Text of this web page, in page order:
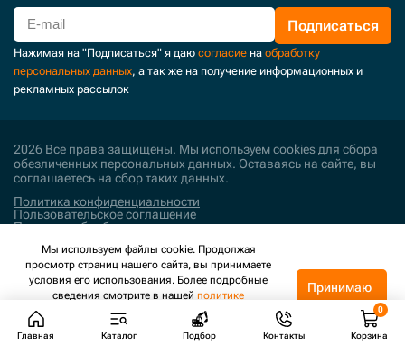
Подписаться
Нажимая на "Подписаться" я даю согласие на обработку
персональных данных, а так же на получение информационных и
рекламных рассылок
2026 Все права защищены. Мы используем cookies для сбора
обезличенных персональных данных. Оставаясь на сайте, вы
соглашаетесь на сбор таких данных.
Политика конфиденциальности
Пользовательское соглашение
Политика обработки персональных данных
Поддержка и развитие
Главная Каталог Подбор Контакты Корзина
Мы используем файлы cookie. Продолжая
просмотр страниц нашего сайта, вы принимаете
условия его использования. Более подробные
сведения смотрите в нашей политике
конфиденциальности.
Принимаю